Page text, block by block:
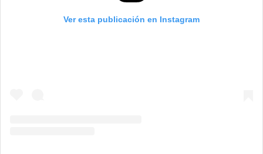
Ver esta publicación en Instagram